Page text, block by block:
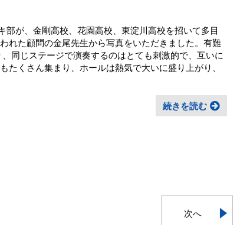
が、金剛高校、花園高校、東淀川高校を招いて多目
れた顧問の金尾先生から写真をいただきました。有難
同じステージで演奏するのはとても刺激的で、互いに
たくさん集まり、ホールは熱気で大いに盛り上がり、
続きを読む
次へ